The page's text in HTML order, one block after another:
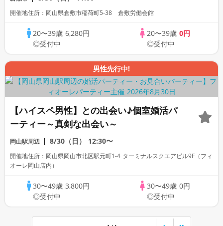
開催地住所：岡山県倉敷市稲荷町5‐38 倉敷労働会館
20〜39歳 6,280円
◎受付中
20〜39歳 0円
◎受付中
男性先行中!
【ハイスペ男性】との出会い♪個室婚活パ
ーティー～真剣な出会い～
岡山駅周辺 8/30（日） 12:30〜
開催地住所：岡山県岡山市北区駅元町1-4 ターミナルスクエアビル9F（フィ
オーレ岡山店内）
30〜49歳 3,800円
◎受付中
30〜49歳 0円
◎受付中